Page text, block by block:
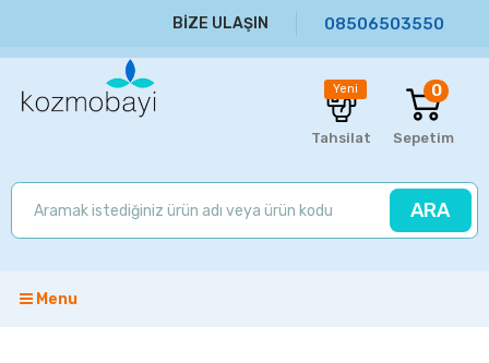
BİZE ULAŞIN 08506503550
ARA
Yeni
Tahsilat Sepetim
0
Menu